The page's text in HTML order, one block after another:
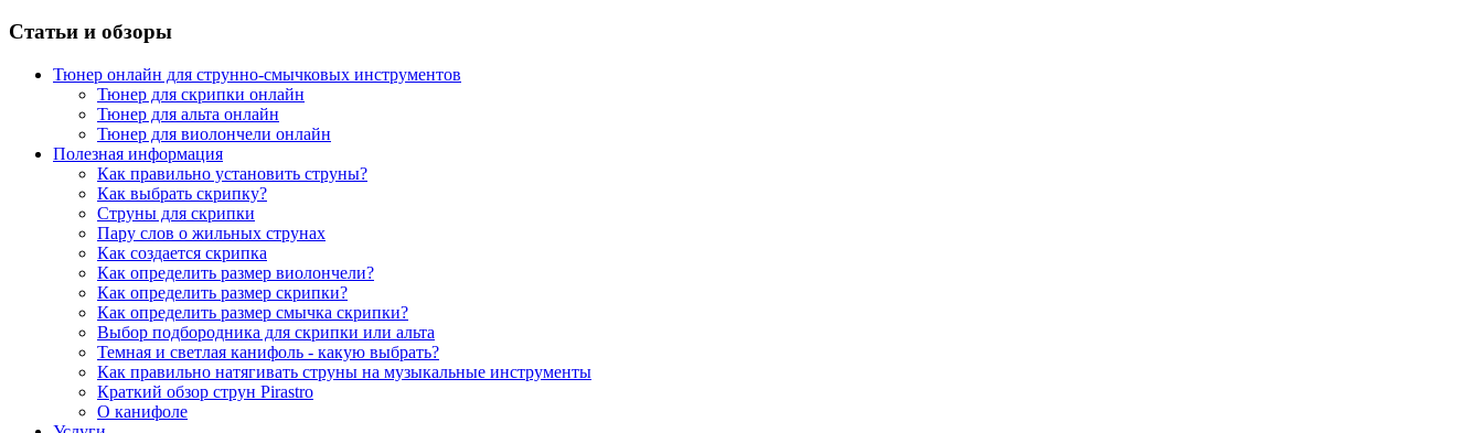
Статьи и обзоры
Тюнер онлайн для струнно-смычковых инструментов
Тюнер для скрипки онлайн
Тюнер для альта онлайн
Тюнер для виолончели онлайн
Полезная информация
Как правильно установить струны?
Как выбрать скрипку?
Струны для скрипки
Пару слов о жильных струнах
Как создается скрипка
Как определить размер виолончели?
Как определить размер скрипки?
Как определить размер смычка скрипки?
Выбор подбородника для скрипки или альта
Темная и светлая канифоль - какую выбрать?
Как правильно натягивать струны на музыкальные инструменты
Краткий обзор струн Pirastro
О канифоле